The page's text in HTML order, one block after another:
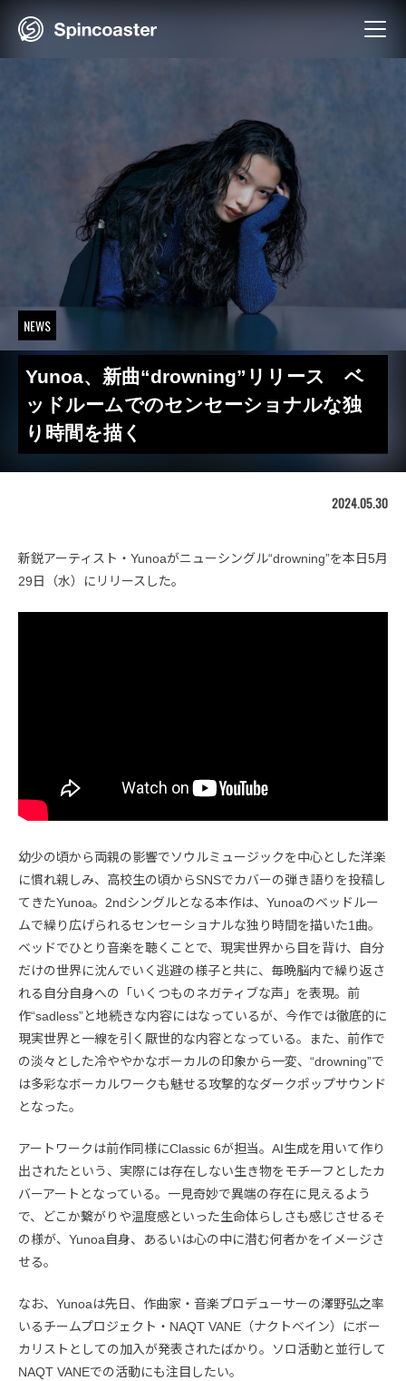
NEWS
Yunoa、新曲“drowning”リリース ベ
ッドルームでのセンセーショナルな独
り時間を描く
2024.05.30
新鋭アーティスト・Yunoaがニューシングル“drowning”を本日5月
29日（水）にリリースした。
幼少の頃から両親の影響でソウルミュージックを中心とした洋楽
に慣れ親しみ、高校生の頃からSNSでカバーの弾き語りを投稿し
てきたYunoa。2ndシングルとなる本作は、Yunoaのベッドルー
ムで繰り広げられるセンセーショナルな独り時間を描いた1曲。
ベッドでひとり音楽を聴くことで、現実世界から目を背け、自分
だけの世界に沈んでいく逃避の様子と共に、毎晩脳内で繰り返さ
れる自分自身への「いくつものネガティブな声」を表現。前
作“sadless”と地続きな内容にはなっているが、今作では徹底的に
現実世界と一線を引く厭世的な内容となっている。また、前作で
の淡々とした冷ややかなボーカルの印象から一変、“drowning”で
は多彩なボーカルワークも魅せる攻撃的なダークポップサウンド
となった。
アートワークは前作同様にClassic 6が担当。AI生成を用いて作り
出されたという、実際には存在しない生き物をモチーフとしたカ
バーアートとなっている。一見奇妙で異端の存在に見えるよう
で、どこか繋がりや温度感といった生命体らしさも感じさせるそ
の様が、Yunoa自身、あるいは心の中に潜む何者かをイメージさ
せる。
なお、Yunoaは先日、作曲家・音楽プロデューサーの澤野弘之率
いるチームプロジェクト・NAQT VANE（ナクトベイン）にボー
カリストとしての加入が発表されたばかり。ソロ活動と並行して
NAQT VANEでの活動にも注目したい。